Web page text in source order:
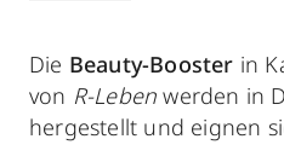
Die Beauty-Booster in
von R-Leben werden in
hergestellt und eignen